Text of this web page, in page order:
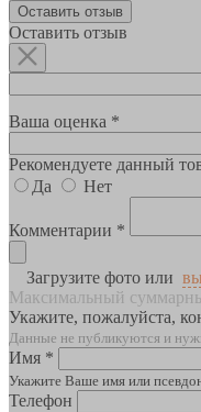
Оставить отзыв
Оставить отзыв
Ваша оценка *
Рекомендуете данный
Да
Нет
Комментарии *
Загрузите фото или
Максимальный
Укажите, пожалуйста,
Данные не публикуются и
Имя *
Укажите Ваше имя или
Телефон